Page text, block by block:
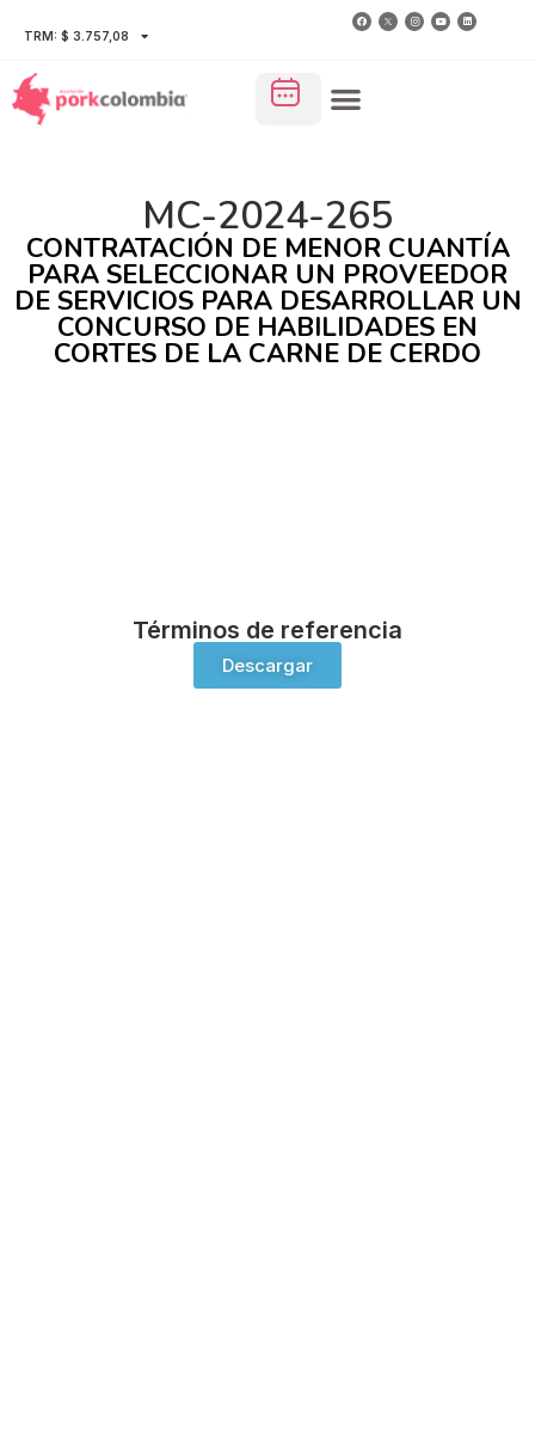
TRM: $ 3.757,08
MC-2024-265
CONTRATACIÓN DE MENOR CUANTÍA
PARA SELECCIONAR UN PROVEEDOR
DE SERVICIOS PARA DESARROLLAR UN
CONCURSO DE HABILIDADES EN
CORTES DE LA CARNE DE CERDO
Términos de referencia
Descargar